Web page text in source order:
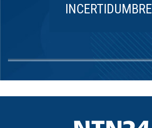
INCERTIDUMBRE
1
8